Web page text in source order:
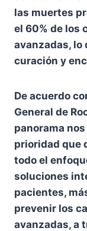
las muertes
el 60% de los
avanzadas, lo
curación y
De acuerdo
General de
panorama
prioridad que
todo el
soluciones
pacientes,
prevenir los
avanzadas, a